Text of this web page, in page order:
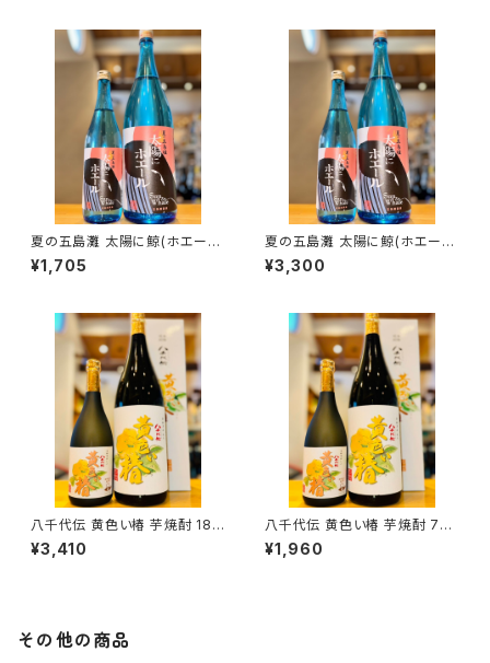
夏の五島灘 太陽に鯨(ホエー
ル) 720ml１本（五島灘酒造・長
崎県南松浦郡新上五島町）
¥1,705
夏の五島灘 太陽に鯨(ホエー
ル) 1800ml１本（五島灘酒造・
長崎県南松浦郡新上五島町）
¥3,300
八千代伝 黄色い椿 芋焼酎 180
0ml１本（八千代伝酒造・鹿児島
県垂水市上町）
¥3,410
八千代伝 黄色い椿 芋焼酎 720
ml１本（八千代伝酒造・鹿児島
県垂水市上町）
¥1,960
その他の商品